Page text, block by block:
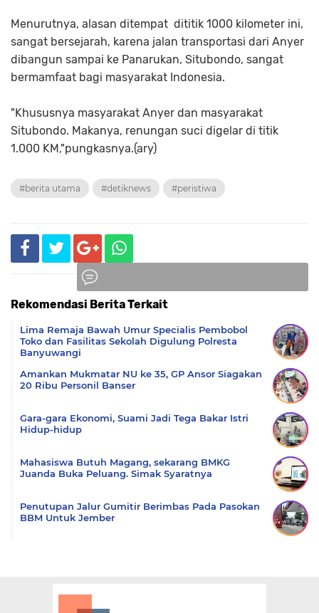
Menurutnya, alasan ditempat dititik 1000 kilometer ini,
sangat bersejarah, karena jalan transportasi dari Anyer
dibangun sampai ke Panarukan, Situbondo, sangat
bermamfaat bagi masyarakat Indonesia.
"Khususnya masyarakat Anyer dan masyarakat
Situbondo. Makanya, renungan suci digelar di titik
1.000 KM,"pungkasnya.(ary)
#berita utama #detiknews #peristiwa
Rekomendasi Berita Terkait
Lima Remaja Bawah Umur Specialis Pembobol
Toko dan Fasilitas Sekolah Digulung Polresta
Banyuwangi
Amankan Mukmatar NU ke 35, GP Ansor Siagakan
20 Ribu Personil Banser
Gara-gara Ekonomi, Suami Jadi Tega Bakar Istri
Hidup-hidup
Mahasiswa Butuh Magang, sekarang BMKG
Juanda Buka Peluang. Simak Syaratnya
‎Penutupan Jalur Gumitir Berimbas Pada Pasokan
BBM Untuk Jember